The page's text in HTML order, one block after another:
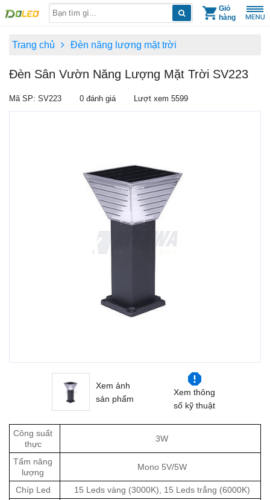
Giỏ
hàng
Trang chủ Đèn năng lượng mặt trời
Đèn Sân Vườn Năng Lượng Mặt Trời SV223
Mã SP: SV223 0 đánh giá Lượt xem 5599
Xem ảnh
sản phẩm
Xem thông
số kỹ thuật
Công suất
thực
3W
Tấm năng
lượng
Mono 5V/5W
Chíp Led
15 Leds vàng (3000K), 15 Leds trắng (6000K)